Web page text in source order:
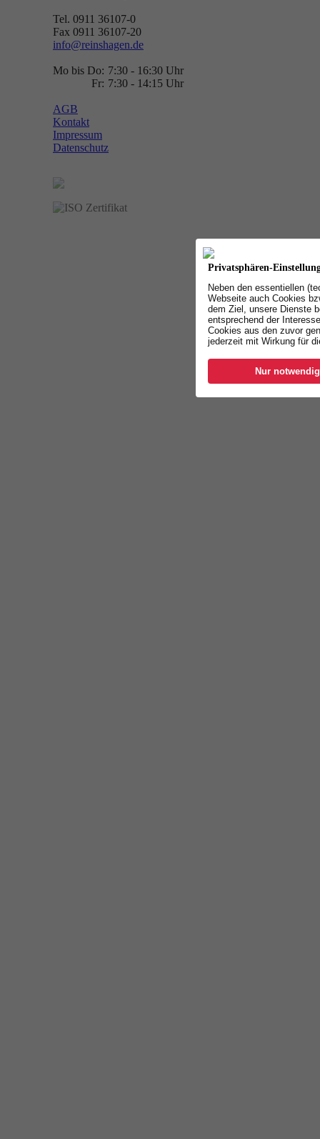
Privatsphären-
Neben den essentiellen
Webseite auch Cookies
dem Ziel, unsere Dienste
entsprechend der
Cookies aus den zuvor
jederzeit mit Wirkung für
Nur
Tel. 0911 36107-0
Fax 0911 36107-20
info@reinshagen.de
Mo bis Do: 7:30 - 16:30 Uhr
Fr: 7:30 - 14:15 Uhr
AGB
Kontakt
Impressum
Datenschutz